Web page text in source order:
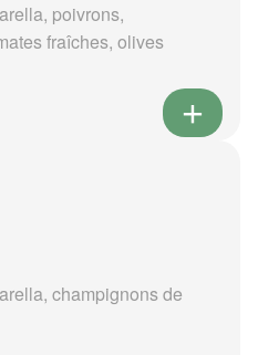
poivrons,
fraîches, olives
champignons de